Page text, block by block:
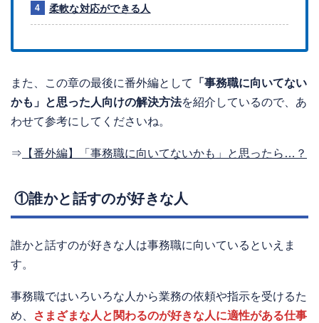
柔軟な対応ができる人
また、この章の最後に番外編として
「事務職に向いてない
かも」と思った人向けの解決方法を紹介しているので、あ
わせて参考にしてくださいね。
⇒ 【番外編】「事務職に向いてないかも」と思ったら…？
①誰かと話すのが好きな人
誰かと話すのが好きな人は事務職に向いているといえま
す。
事務職ではいろいろな人から業務の依頼や指示を受けるた
め、
さまざまな人と関わるのが好きな人に適性がある仕事